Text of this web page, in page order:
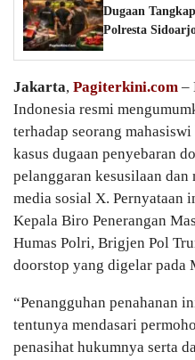
Dugaan
Polresta
Jakarta, Pagiterkini.com –
Indonesia resmi
terhadap seorang
kasus dugaan penyebaran
pelanggaran kesusilaan
media sosial X. Pernyataan
Kepala Biro Penerangan
Humas Polri, Brigjen Pol
doorstop yang digelar pada
“Penangguhan penahanan
tentunya mendasari
penasihat hukumnya serta